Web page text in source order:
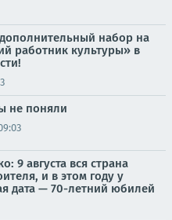
набор на
работник культуры» в
не поняли
9 августа вся страна
и в этом году у
дата — 70-летний юбилей